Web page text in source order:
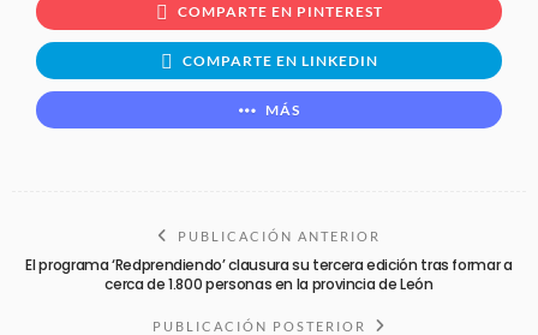
COMPARTE EN PINTEREST
COMPARTE EN LINKEDIN
MÁS
PUBLICACIÓN ANTERIOR
El programa ‘Redprendiendo’ clausura su tercera edición tras formar a
cerca de 1.800 personas en la provincia de León
PUBLICACIÓN POSTERIOR